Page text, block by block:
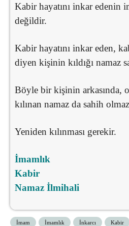
Kabir hayatını inkar edenin
değildir.
Kabir hayatını inkar eden,
diyen kişinin kıldığı namaz
Böyle bir kişinin arkasında,
kılınan namaz da sahih
Yeniden kılınması gerekir.
İmamlık
Kabir
Namaz İlmihali
İmam İmamlık İnkarcı Kabir